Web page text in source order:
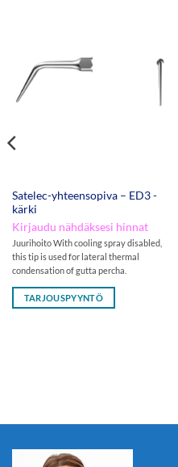
Satelec-yhteensopiva – ED3 -
kärki
Kirjaudu nähdäksesi hinnat
Juurihoito With cooling spray disabled,
this tip is used for lateral thermal
condensation of gutta percha.
TARJOUSPYYNTÖ